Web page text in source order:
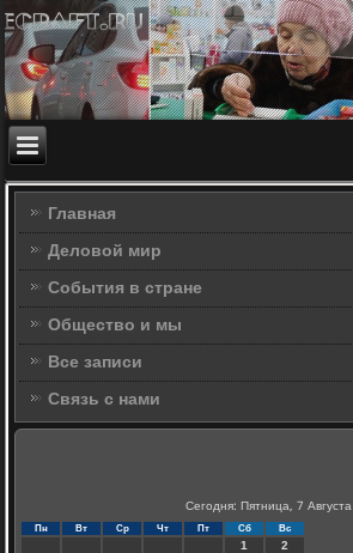
Главная
Деловой мир
События в стране
Общество и мы
Все записи
Связь с нами
Сегодня: Пятница, 7 Августа
Пн Вт Ср Чт Пт Сб Вс
1
2